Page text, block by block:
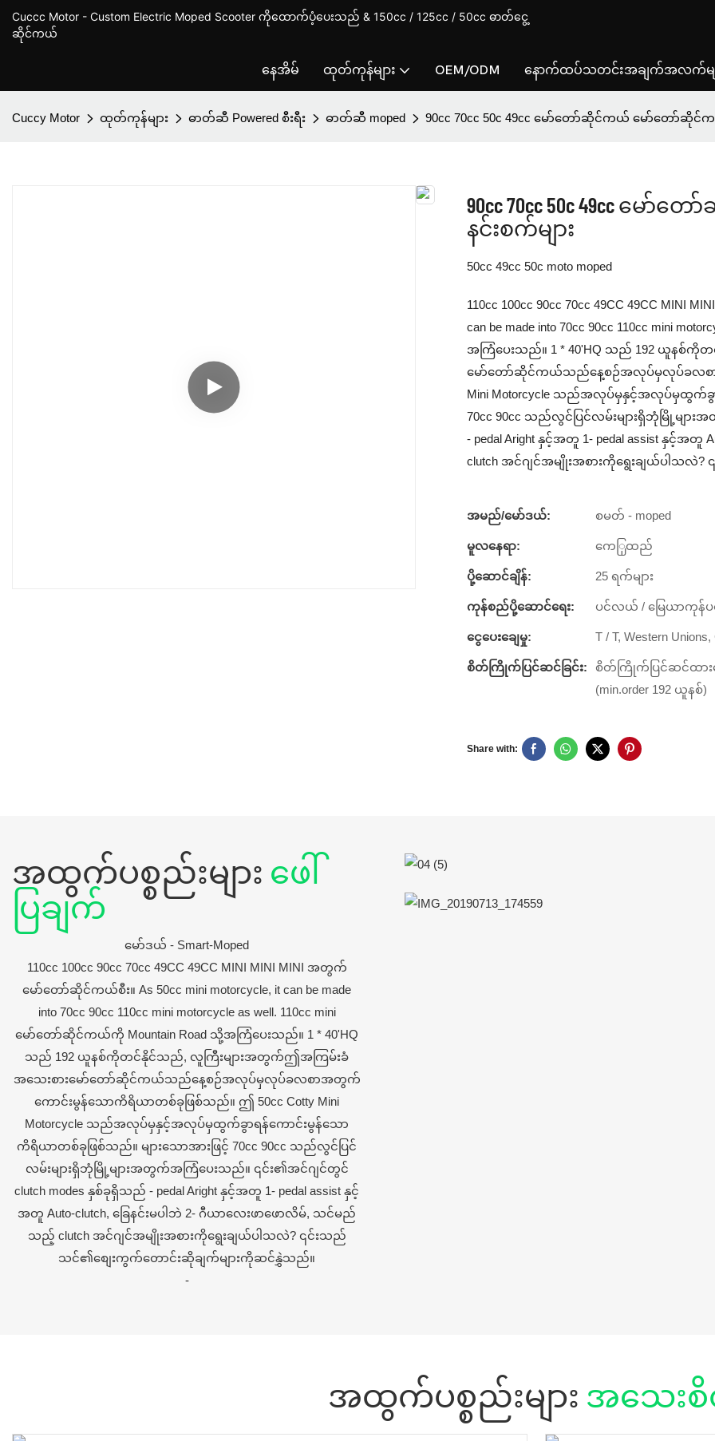
Cuccc Motor - Custom Electric Moped Scooter ကိုထောက်ပံ့ပေးသည် & 150cc / 125cc / 50cc ဓာတ်ငွေ့
ဆိုင်ကယ်
နေအိမ် ထုတ်ကုန်များ OEM/ODM နောက်ထပ်သတင်းအချက်အလက်မျ
Cuccy Motor ထုတ်ကုန်များ ဓာတ်ဆီ Powered စီးရီး ဓာတ်ဆီ moped 90cc 70cc 50c 49cc မော်တော်ဆိုင်ကယ် မော်တော်ဆိုင်
90cc 70cc 50c 49cc
နင်းစက်များ
50cc 49cc 50c moto moped
110cc 100cc 90cc 70cc 49CC 49CC MINI
can be made into 70cc 90cc 110cc mini
အကြံပေးသည်။ 1 * 40'HQ သည် 192 ယူနစ်
မော်တော်ဆိုင်ကယ်သည်နေ့စဉ်အလုပ်မှလုပ်ခလစာ
Mini Motorcycle သည်အလုပ်မှနှင့်အလုပ်မှထွက်ခွ
70cc 90cc သည်လွင်ပြင်လမ်းများရှိဘုံမြို့မျ
- pedal Aright နှင့်အတူ 1- pedal assist နှင့်အ
clutch အင်ဂျင်အမျိုးအစားကိုရွေးချယ်ပါသ
အမည်/မော်ဒယ်: စမတ် - moped
မူလနေရာ: ကေြှထည်
ပို့ဆောင်ချိန်: 25 ရက်များ
ကုန်စည်ပို့ဆောင်ရေး: ပင်လယ် / မြေယာကုန်ပ
ငွေပေးချေမှု: T / T, Western
စိတ်ကြိုက်ပြင်ဆင်ခြင်း:
စိတ်ကြိုက်ပြင်ဆင်ထား
(min.order 192 ယူနစ်)
Share with:
အထွက်ပစ္စည်းများ ဖေါ်
ပြချက်
မော်ဒယ် - Smart-Moped
110cc 100cc 90cc 70cc 49CC 49CC MINI MINI MINI အတွက်
မော်တော်ဆိုင်ကယ်စီး။ As 50cc mini motorcycle, it can be made
into 70cc 90cc 110cc mini motorcycle as well. 110cc mini
မော်တော်ဆိုင်ကယ်ကို Mountain Road သို့အကြံပေးသည်။ 1 * 40'HQ
သည် 192 ယူနစ်ကိုတင်နိုင်သည်, လူကြီးများအတွက်ဤအကြမ်းခံ
အသေးစားမော်တော်ဆိုင်ကယ်သည်နေ့စဉ်အလုပ်မှလုပ်ခလစာအတွက်
ကောင်းမွန်သောကိရိယာတစ်ခုဖြစ်သည်။ ဤ 50cc Cotty Mini
Motorcycle သည်အလုပ်မှနှင့်အလုပ်မှထွက်ခွာရန်ကောင်းမွန်သော
ကိရိယာတစ်ခုဖြစ်သည်။ များသောအားဖြင့် 70cc 90cc သည်လွင်ပြင်
လမ်းများရှိဘုံမြို့များအတွက်အကြံပေးသည်။ ၎င်း၏အင်ဂျင်တွင်
clutch modes နှစ်ခုရှိသည် - pedal Aright နှင့်အတူ 1- pedal assist နှင့်
အတူ Auto-clutch, ခြေနင်းမပါဘဲ 2- ဂီယာလေးဖာဖောလိမ်, သင်မည်
သည့် clutch အင်ဂျင်အမျိုးအစားကိုရွေးချယ်ပါသလဲ? ၎င်းသည်
သင်၏စျေးကွက်တောင်းဆိုချက်များကိုဆင်နွှဲသည်။
-
အထွက်ပစ္စည်းများ အသေး